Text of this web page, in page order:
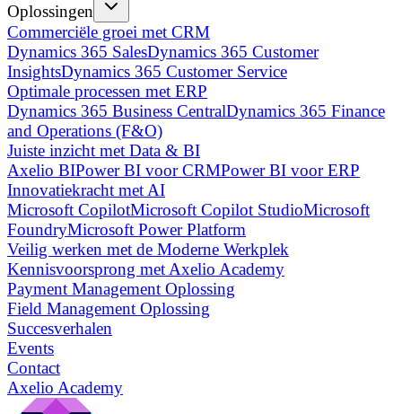
Oplossingen
Commerciële groei met CRM
Dynamics 365 SalesDynamics 365 Customer
InsightsDynamics 365 Customer Service
Optimale processen met ERP
Dynamics 365 Business CentralDynamics 365 Finance
and Operations (F&O)
Juiste inzicht met Data & BI
Axelio BIPower BI voor CRMPower BI voor ERP
Innovatiekracht met AI
Microsoft CopilotMicrosoft Copilot StudioMicrosoft
FoundryMicrosoft Power Platform
Veilig werken met de Moderne Werkplek
Kennisvoorsprong met Axelio Academy
Payment Management Oplossing
Field Management Oplossing
Succesverhalen
Events
Contact
Axelio Academy